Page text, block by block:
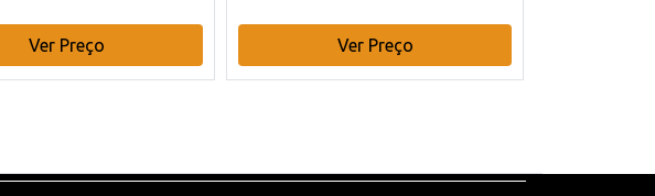
Ver Preço
Ver Preço